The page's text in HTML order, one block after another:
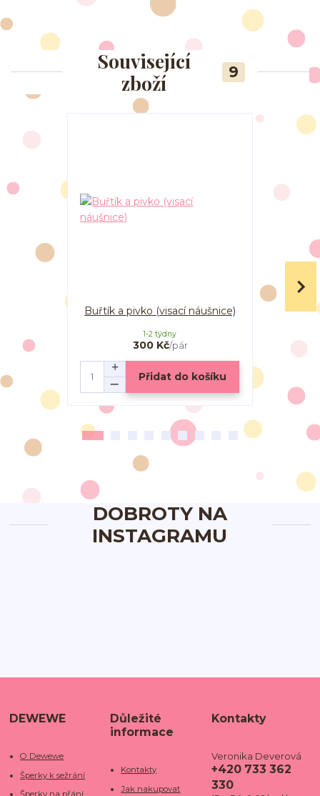
Související
zboží
9
Buřtík a pivko (visací náušnice)
300 Kč/pár
1-2 týdny
Přidat do košíku
Buřtík
DOBROTY NA
INSTAGRAMU
DEWEWE
O Dewewe
Šperky k sežrání
Šperky na přání
Důležité
informace
Kontakty
Jak nakupovat
Kontakty
Veronika Deverová
+420 733 362
330